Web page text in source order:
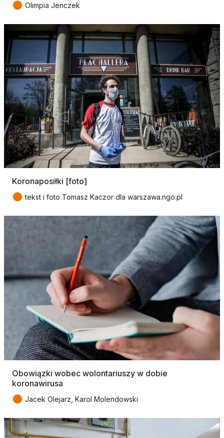
● Olimpia Jenczek
Koronaposiłki [foto]
● tekst i foto Tomasz Kaczor dla warszawa.ngo.pl
Obowiązki wobec wolontariuszy w dobie
koronawirusa
● Jacek Olejarz, Karol Molendowski